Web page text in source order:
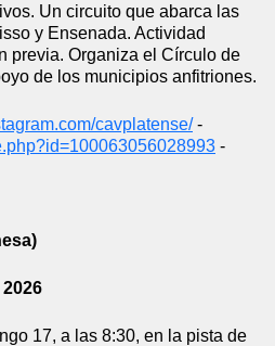
Un circuito que abarca las
y Ensenada. Actividad
previa. Organiza el Círculo de
de los municipios anfitriones.
cavplatense/
id=100063056028993 -
17, a las 8:30, en la pista de